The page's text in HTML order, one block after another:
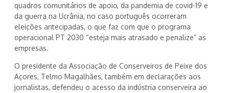
quadros comunitários de apoio, da pandemia de covid-19 e
da guerra na Ucrânia, no caso português ocorreram
eleições antecipadas, o que faz com que o programa
operacional PT 2030 “esteja mais atrasado e penalize” as
empresas.
O presidente da Associação de Conserveiros de Peixe dos
Açores, Telmo Magalhães, também em declarações aos
jornalistas, defendeu o acesso da indústria conserveira ao